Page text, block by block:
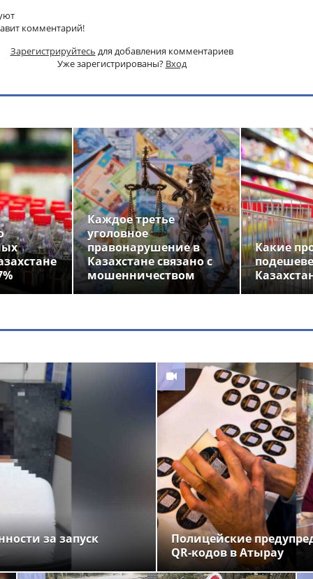
комментарий!
Зарегистрируйтесь для добавления комментариев
Уже зарегистрированы? Вход
Каждое третье
уголовное
правонарушение в
Казахстане связано с
мошенничеством
Какие
за запуск
Полицейские
QR-кодов в Атырау